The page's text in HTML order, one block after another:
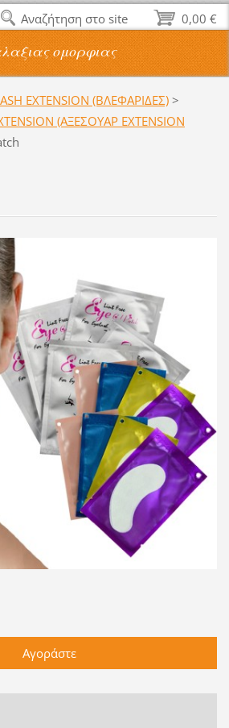
ομορφιας
EXTENSION (ΒΛΕΦΑΡΙΔΕΣ) >
(ΑΞΕΣΟΥΑΡ EXTENSION
0,00 €
Αναζήτηση στο site